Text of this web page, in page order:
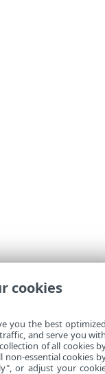
cookies
you the best
and serve you
of all cookies
non-essential cookies
or adjust your